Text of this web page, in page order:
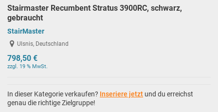
Stairmaster Recumbent Stratus 3900RC, schwarz,
gebraucht
StairMaster
Ulsnis, Deutschland
798,50 €
zzgl. 19 % MwSt.
In dieser Kategorie verkaufen? Inseriere jetzt und du erreichst
genau die richtige Zielgruppe!